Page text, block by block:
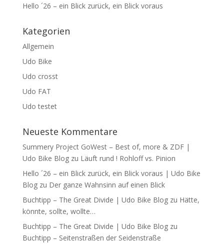
Hello ´26 – ein Blick zurück, ein Blick voraus
Kategorien
Allgemein
Udo Bike
Udo crosst
Udo FAT
Udo testet
Neueste Kommentare
Summery Project GoWest – Best of, more & ZDF |
Udo Bike Blogzu Läuft rund ! Rohloff vs. Pinion
Hello ´26 – ein Blick zurück, ein Blick voraus | Udo Bike
Blogzu Der ganze Wahnsinn auf einen Blick
Buchtipp – The Great Divide | Udo Bike Blogzu Hätte,
könnte, sollte, wollte…
Buchtipp – The Great Divide | Udo Bike Blogzu
Buchtipp – Seitenstraßen der Seidenstraße